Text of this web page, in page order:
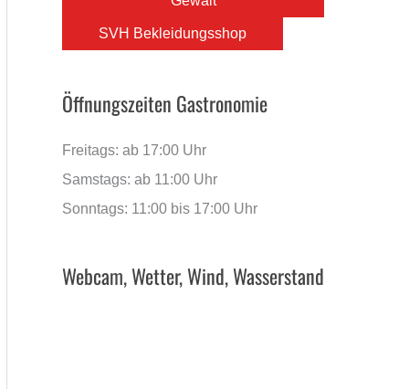
SVH Bekleidungsshop
Öffnungszeiten Gastronomie
Freitags: ab 17:00 Uhr
Samstags: ab 11:00 Uhr
Sonntags: 11:00 bis 17:00 Uhr
Webcam, Wetter, Wind, Wasserstand